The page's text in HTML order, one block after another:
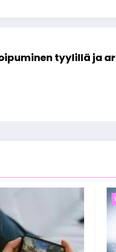
tyylillä ja